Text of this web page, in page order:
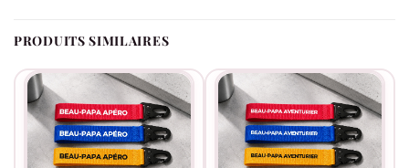
ont d’autres trouvailles.
PRODUITS SIMILAIRES